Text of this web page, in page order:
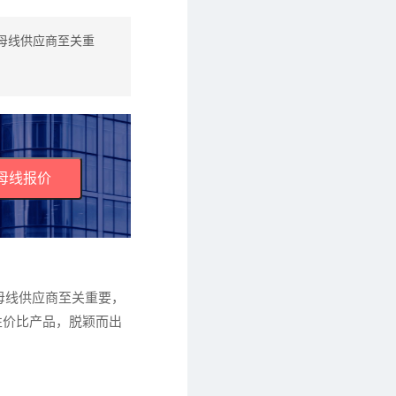
线供应商至关重
线报价
线供应商至关重要，
比产品，脱颖而出